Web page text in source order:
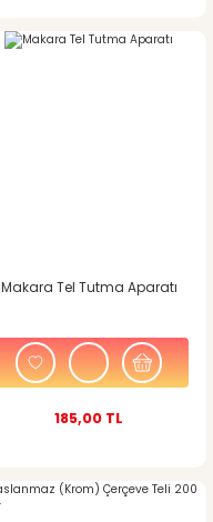
Makara Tel Tutma Aparatı
185,00 TL